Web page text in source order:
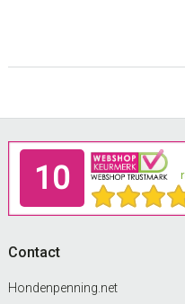
Footer
Contact
Hondenpenning.net